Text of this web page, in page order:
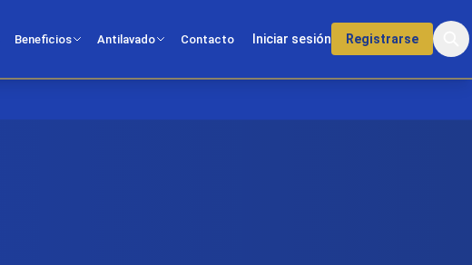
Beneficios Antilavado Contacto Iniciar sesión Registrarse